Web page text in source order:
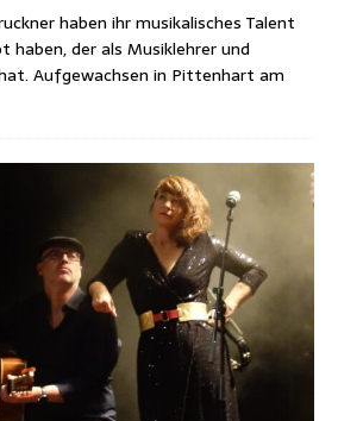
haben ihr musikalisches Talent
haben, der als Musiklehrer und
Aufgewachsen in Pittenhart am